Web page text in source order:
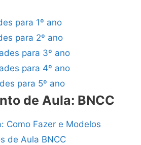
para 1º ano
para 2º ano
para 3º ano
para 4º ano
para 5º ano
de Aula: BNCC
Como Fazer e Modelos
de Aula BNCC